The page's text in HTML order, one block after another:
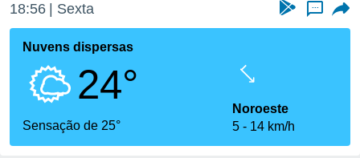
da
foi
fornecidas
a este
das
18:56 Sexta ...
Nuvens dispersas
24°
Sensação de 25°
Noroeste
5
14 km/h